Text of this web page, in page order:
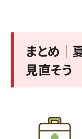
まとめ｜
見直そう